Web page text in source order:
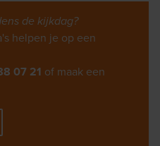
de kijkdag?
helpen je op een
07 21 of maak een